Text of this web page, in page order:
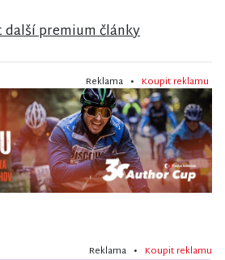
premium články
Reklama • Koupit reklamu
Reklama • Koupit reklamu